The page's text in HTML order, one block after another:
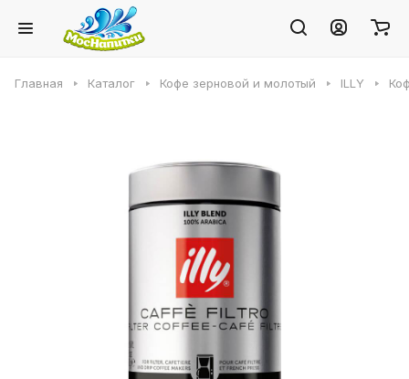
Главная Каталог Кофе зерновой и молотый ILLY